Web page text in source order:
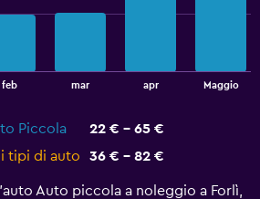
feb mar apr Maggio
Piccola
22 € - 65 €
tipi di auto
36 € - 82 €
Auto piccola a noleggio a Forlì,